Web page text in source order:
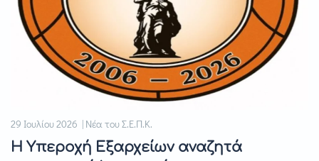
29 Ιουλίου 2026 | Νέα του Σ.Ε.Π.Κ.
Η Υπεροχή Εξαρχείων αναζητά